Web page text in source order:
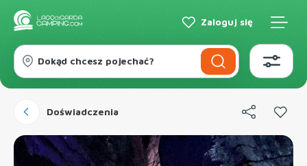
Zaloguj się
Dokąd chcesz pojechać?
Doświadczenia